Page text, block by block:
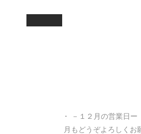
・ －１２月の営業日
月もどうぞよろし